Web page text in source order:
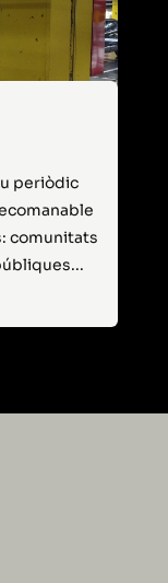
periòdic
comunitats